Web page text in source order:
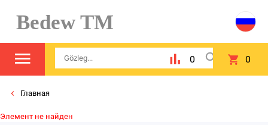
Bedew TM
0 0
Главная
Элемент не найден